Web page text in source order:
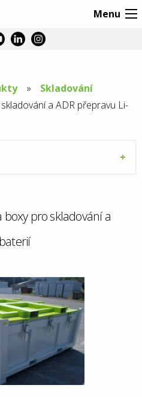
Menu
Skladování
a ADR přepravu Li-
boxy pro skladování a